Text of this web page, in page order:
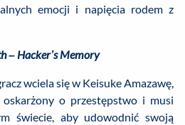
emocji i napięcia rodem z
– Hacker’s Memory
wciela się w Keisuke Amazawę,
oskarżony o przestępstwo i musi
świecie, aby udowodnić swoją